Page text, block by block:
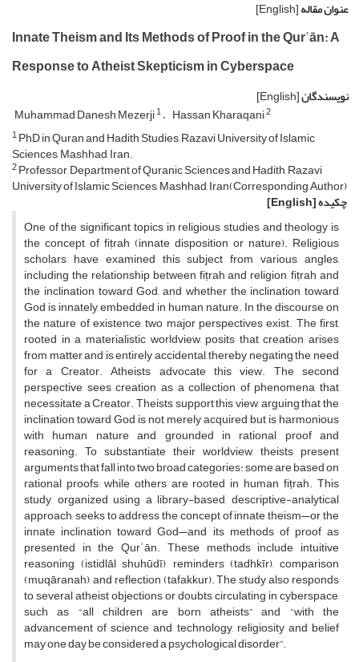
عنوان مقاله[English]
Innate Theism and Its Methods of Proof in the Qurʾān: A
Response to Atheist Skepticism in Cyberspace
نویسندگان[English]
Muhammad Danesh Mezerji1 Hassan Kharaqani2
1PhD in Quran and Hadith Studies, Razavi University of Islamic
Sciences, Mashhad, Iran.
2Professor, Department of Quranic Sciences and Hadith, Razavi
University of Islamic Sciences, Mashhad, Iran(Corresponding Author)
چکیده[English]
One of the significant topics in religious studies and theology is
the concept of fiṭrah (innate disposition or nature). Religious
scholars have examined this subject from various angles,
including the relationship between fiṭrah and religion, fiṭrah and
the inclination toward God, and whether the inclination toward
God is innately embedded in human nature. In the discourse on
the nature of existence, two major perspectives exist. The first,
rooted in a materialistic worldview, posits that creation arises
from matter and is entirely accidental, thereby negating the need
for a Creator. Atheists advocate this view. The second
perspective sees creation as a collection of phenomena that
necessitate a Creator. Theists support this view, arguing that the
inclination toward God is not merely acquired but is harmonious
with human nature and grounded in rational proof and
reasoning. To substantiate their worldview, theists present
arguments that fall into two broad categories: some are based on
rational proofs, while others are rooted in human fiṭrah. This
study, organized using a library-based, descriptive-analytical
approach, seeks to address the concept of innate theism—or the
innate inclination toward God—and its methods of proof as
presented in the Qurʾān. These methods include intuitive
reasoning (istidlāl shuhūdī), reminders (tadhkīr), comparison
(muqāranah), and reflection (tafakkur). The study also responds
to several atheist objections or doubts circulating in cyberspace,
such as “all children are born atheists” and “with the
advancement of science and technology, religiosity and belief
may one day be considered a psychological disorder”.